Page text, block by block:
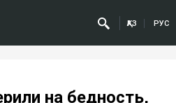
ҚАЗ РУС
на бедность,